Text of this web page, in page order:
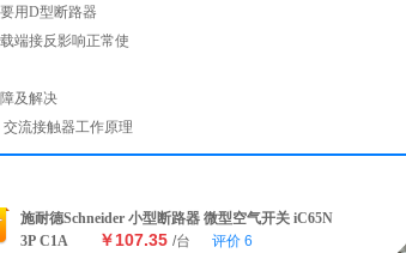
用D型断路器
端接反影响正常使
及解决
流接触器工作原理
施耐德Schneider 小型断路器 微型空气开关 iC65N
3P C1A
￥107.35 /台 评价 6